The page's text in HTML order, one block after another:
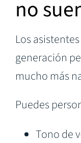
no
Los
generación
mucho más
Puedes
Tono de